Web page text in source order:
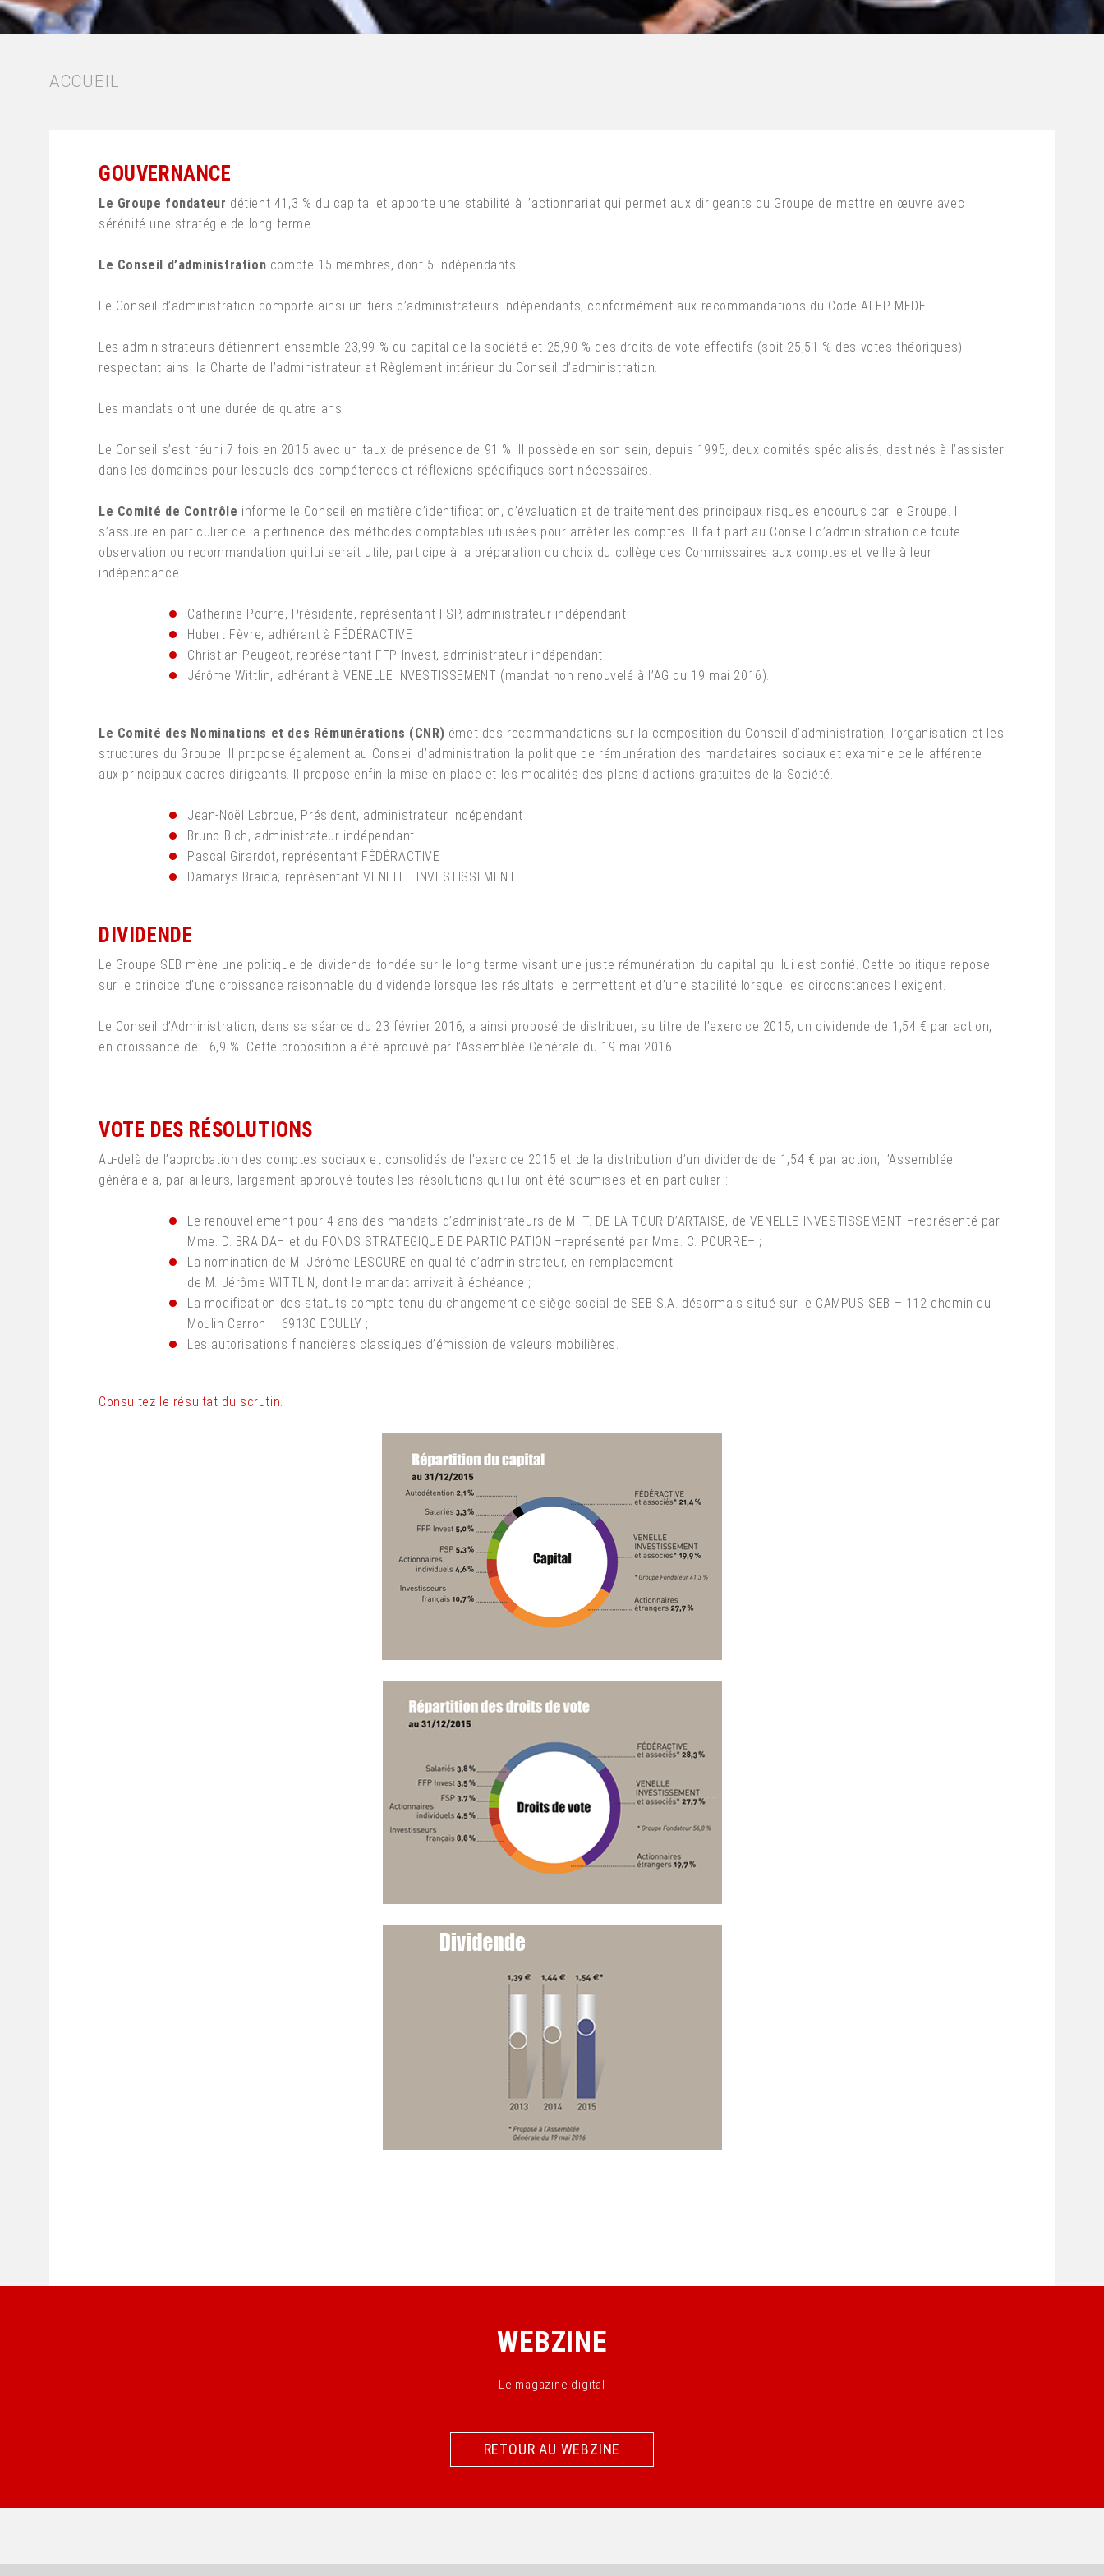
FIL
ACCUEIL
GOUVERNANCE
Le Groupe fondateur détient 41,3 % du capital et apporte une stabilité à l’actionnariat qui permet aux dirigeants du Groupe de mettre en œuvre avec
sérénité une stratégie de long terme.
Le Conseil d’administration compte 15 membres, dont 5 indépendants.
Le Conseil d’administration comporte ainsi un tiers d’administrateurs indépendants, conformément aux recommandations du Code AFEP-MEDEF.
Les administrateurs détiennent ensemble 23,99 % du capital de la société et 25,90 % des droits de vote effectifs (soit 25,51 % des votes théoriques)
respectant ainsi la Charte de l’administrateur et Règlement intérieur du Conseil d’administration.
Les mandats ont une durée de quatre ans.
Le Conseil s’est réuni 7 fois en 2015 avec un taux de présence de 91 %. Il possède en son sein, depuis 1995, deux comités spécialisés, destinés à l’assister
dans les domaines pour lesquels des compétences et réflexions spécifiques sont nécessaires.
Le Comité de Contrôle informe le Conseil en matière d’identification, d’évaluation et de traitement des principaux risques encourus par le Groupe. Il
s’assure en particulier de la pertinence des méthodes comptables utilisées pour arrêter les comptes. Il fait part au Conseil d’administration de toute
observation ou recommandation qui lui serait utile, participe à la préparation du choix du collège des Commissaires aux comptes et veille à leur
indépendance.
Catherine Pourre, Présidente, représentant FSP, administrateur indépendant
Hubert Fèvre, adhérant à FÉDÉRACTIVE
Christian Peugeot, représentant FFP Invest, administrateur indépendant
Jérôme Wittlin, adhérant à VENELLE INVESTISSEMENT (mandat non renouvelé à l’AG du 19 mai 2016).
Le Comité des Nominations et des Rémunérations (CNR) émet des recommandations sur la composition du Conseil d’administration, l’organisation et les
structures du Groupe. Il propose également au Conseil d’administration la politique de rémunération des mandataires sociaux et examine celle afférente
aux principaux cadres dirigeants. Il propose enfin la mise en place et les modalités des plans d’actions gratuites de la Société.
Jean-Noël Labroue, Président, administrateur indépendant
Bruno Bich, administrateur indépendant
Pascal Girardot, représentant FÉDÉRACTIVE
Damarys Braida, représentant VENELLE INVESTISSEMENT.
DIVIDENDE
Le Groupe SEB mène une politique de dividende fondée sur le long terme visant une juste rémunération du capital qui lui est confié. Cette politique repose
sur le principe d’une croissance raisonnable du dividende lorsque les résultats le permettent et d’une stabilité lorsque les circonstances l’exigent.
Le Conseil d’Administration, dans sa séance du 23 février 2016, a ainsi proposé de distribuer, au titre de l’exercice 2015, un dividende de 1,54 € par action,
en croissance de +6,9 %. Cette proposition a été aprouvé par l’Assemblée Générale du 19 mai 2016.
VOTE DES RÉSOLUTIONS
Au-delà de l’approbation des comptes sociaux et consolidés de l’exercice 2015 et de la distribution d’un dividende de 1,54 € par action, l’Assemblée
générale a, par ailleurs, largement approuvé toutes les résolutions qui lui ont été soumises et en particulier :
Le renouvellement pour 4 ans des mandats d’administrateurs de M. T. DE LA TOUR D’ARTAISE, de VENELLE INVESTISSEMENT –représenté par
Mme. D. BRAIDA– et du FONDS STRATEGIQUE DE PARTICIPATION –représenté par Mme. C. POURRE– ;
La nomination de M. Jérôme LESCURE en qualité d’administrateur, en remplacement
de M. Jérôme WITTLIN, dont le mandat arrivait à échéance ;
La modification des statuts compte tenu du changement de siège social de SEB S.A. désormais situé sur le CAMPUS SEB – 112 chemin du
Moulin Carron – 69130 ECULLY ;
Les autorisations financières classiques d’émission de valeurs mobilières.
Consultez le résultat du scrutin.
WEBZINE
Le magazine digital
RETOUR AU WEBZINE
RETOUR AU WEBZINE